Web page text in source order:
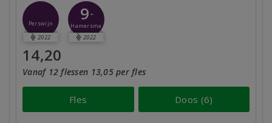
Perswijn
2022
9-
Hamersma
2022
14,20
Vanaf 12 flessen 13,05 per fles
Fles Doos (6)